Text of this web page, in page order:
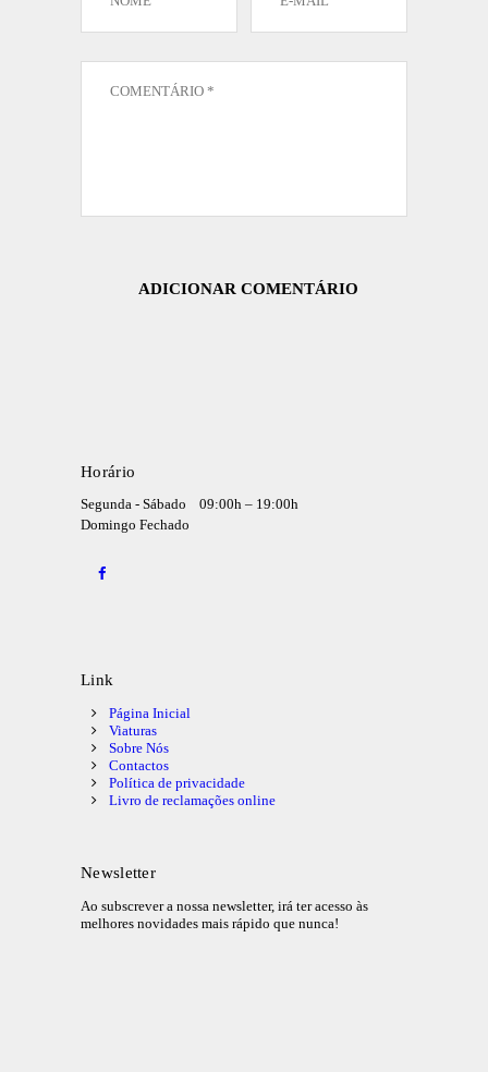
Horário
Segunda - Sábado 09:00h – 19:00h
Domingo Fechado
Link
Página Inicial
Viaturas
Sobre Nós
Contactos
Política de privacidade
Livro de reclamações online
Newsletter
Ao subscrever a nossa newsletter, irá ter acesso às
melhores novidades mais rápido que nunca!